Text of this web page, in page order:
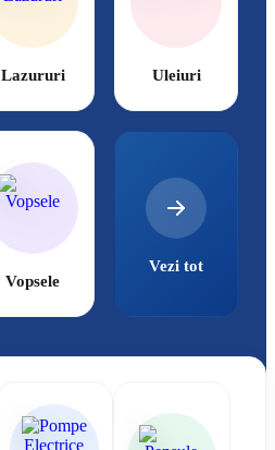
Lazururi Uleiuri
Vopsele
Vezi tot